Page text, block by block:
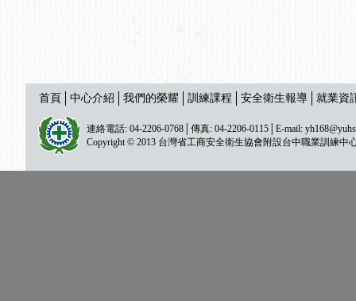
首頁 中心介紹 我們的榮耀 訓練課程 安全衛生報導 就業資
連絡電話: 04-2206-0768│傳真: 04-2206-0115│E-mail:
Copyright © 2013 台灣省工商安全衛生協會附設台中職業訓練中